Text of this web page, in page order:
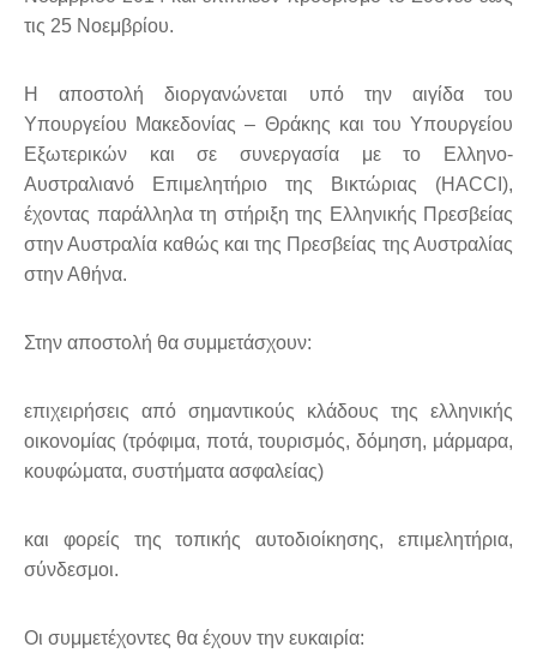
τις 25 Νοεμβρίου.
Hαποστολή διοργανώνεται υπό την αιγίδα του
Υπουργείου Μακεδονίας – Θράκης και του Υπουργείου
Εξωτερικών και σε συνεργασία με το Ελληνο-
Αυστραλιανό Επιμελητήριο της Βικτώριας (HACCI ),
έχοντας παράλληλα τη στήριξη της Ελληνικής Πρεσβείας
στην Αυστραλία καθώς και της Πρεσβείας της Αυστραλίας
στην Αθήνα.
Στην αποστολή θα συμμετάσχουν:
επιχειρήσεις από σημαντικούς κλάδους της ελληνικής
οικονομίας (τρόφιμα, ποτά, τουρισμός, δόμηση, μάρμαρα,
κουφώματα, συστήματα ασφαλείας)
και φορείς της τοπικής αυτοδιοίκησης, επιμελητήρια,
σύνδεσμοι.
Οι συμμετέχοντες θα έχουν την ευκαιρία: